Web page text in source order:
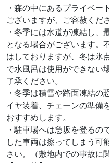
・森の中にあるプライベ
ございますが、ご容赦くださ
・冬季には水道が凍結し
となる場合がございます。
はしておりますが、冬は氷
で水風呂は使用ができない
了承ください。
・冬季は積雪や路面凍結の
イヤ装着、チェーンの準備
おすすめします。
・駐車場へは急坂を登る
した車両は擦ってしまう可
さい。（敷地内での事故に